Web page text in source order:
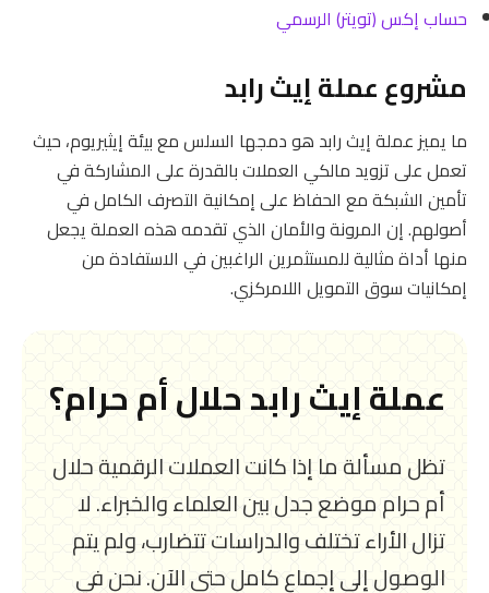
حساب إكس (تويتر) الرسمي
مشروع عملة إيث رابد
ما يميز عملة إيث رابد هو دمجها السلس مع بيئة إيثيريوم، حيث
تعمل على تزويد مالكي العملات بالقدرة على المشاركة في
تأمين الشبكة مع الحفاظ على إمكانية التصرف الكامل في
أصولهم. إن المرونة والأمان الذي تقدمه هذه العملة يجعل
منها أداة مثالية للمستثمرين الراغبين في الاستفادة من
إمكانيات سوق التمويل اللامركزي.
عملة إيث رابد حلال أم حرام؟
تظل مسألة ما إذا كانت العملات الرقمية حلال
أم حرام موضع جدل بين العلماء والخبراء. لا
تزال الأراء تختلف والدراسات تتضارب، ولم يتم
الوصول إلى إجماع كامل حتى الآن. نحن في